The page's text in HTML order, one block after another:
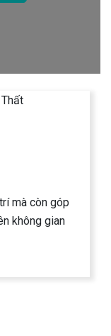
mà còn góp
không gian